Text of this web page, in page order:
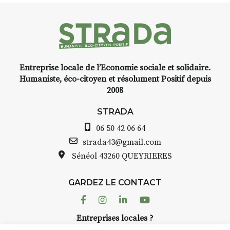
INTERVIEW
avez ouvert une galerie à
Auzon…
Bernard TURLE Le Fumoir n’est
pas une galerie permanente.
AuzonToujours organise
dans le village. Des artistes et
caves, les granges d’Auzon. Le
Entreprise locale de l’Economie sociale et solidaire.
Humaniste, éco-citoyen et résolument Positif depuis
2008
STRADA
06 50 42 06 64
strada43@gmail.com
Sénéol 43260 QUEYRIERES
GARDEZ LE CONTACT
FacebookInstagram
LinkedinYoutube
Entreprises locales ?